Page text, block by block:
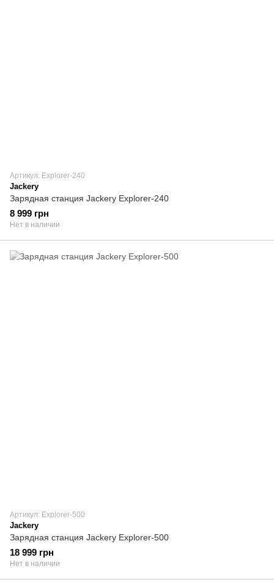
Артикул: Explorer-240
Jackery
Зарядная станция Jackery Explorer-240
8 999 грн
Нет в наличии
Артикул: Explorer-500
Jackery
Зарядная станция Jackery Explorer-500
18 999 грн
Нет в наличии